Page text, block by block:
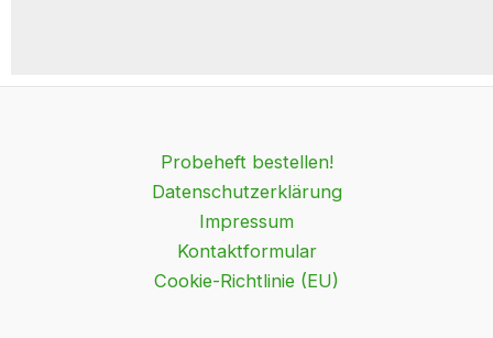
Probeheft bestellen!
Datenschutzerklärung
Impressum
Kontaktformular
Cookie-Richtlinie (EU)